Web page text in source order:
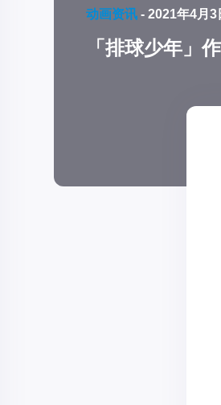
动画资讯 - 2021年4月3
「排球少年」